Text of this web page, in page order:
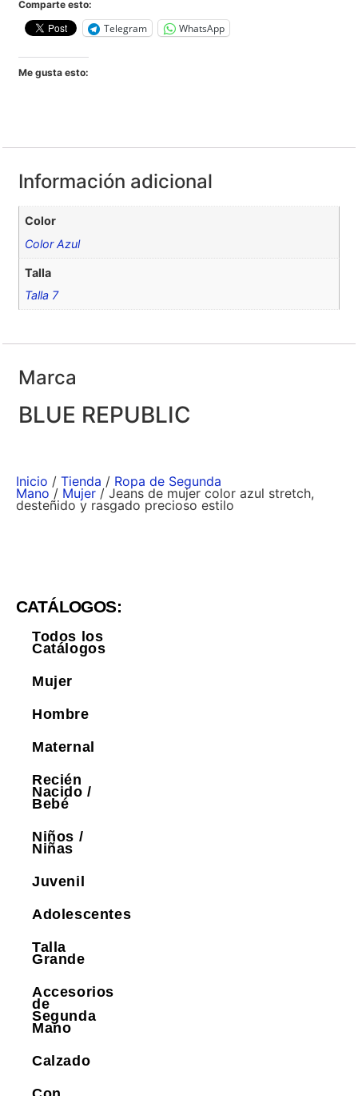
Comparte esto:
Telegram WhatsApp
Me gusta esto:
Información adicional
Color
Color Azul
Talla
Talla 7
Marca
BLUE REPUBLIC
Inicio / Tienda / Ropa de Segunda
Mano / Mujer / Jeans de mujer color azul stretch,
desteñido y rasgado precioso estilo
CATÁLOGOS:
Todos los
Catálogos
Mujer
Hombre
Maternal
Recién
Nacido /
Bebé
Niños /
Niñas
Juvenil
Adolescentes
Talla
Grande
Accesorios
de
Segunda
Mano
Calzado